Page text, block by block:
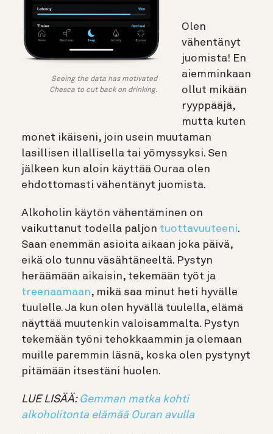
Seeing the data has motivated
Chesca to cut back on drinking.
Olen
vähentänyt
juomista! En
aiemminkaan
ollut mikään
ryyppääjä,
mutta kuten
monet ikäiseni, join usein muutaman
lasillisen illallisella tai yömyssyksi. Sen
jälkeen kun aloin käyttää Ouraa olen
ehdottomasti vähentänyt juomista.
Alkoholin käytön vähentäminen on
vaikuttanut todella paljon tuottavuuteeni.
Saan enemmän asioita aikaan joka päivä,
eikä olo tunnu väsähtäneeltä. Pystyn
heräämään aikaisin, tekemään työt ja
treenaamaan, mikä saa minut heti hyvälle
tuulelle. Ja kun olen hyvällä tuulella, elämä
näyttää muutenkin valoisammalta. Pystyn
tekemään työni tehokkaammin ja olemaan
muille paremmin läsnä, koska olen pystynyt
pitämään itsestäni huolen.
LUE LISÄÄ: Gemman matka kohti
alkoholitonta elämää Ouran avulla